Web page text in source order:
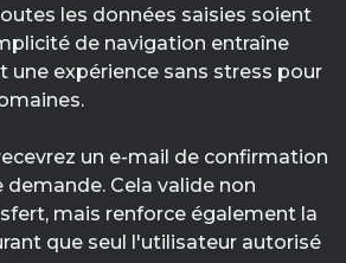
les données saisies soient
de navigation entraîne
une expérience sans stress pour
un e-mail de confirmation
Cela valide non
mais renforce également la
que seul l'utilisateur autorisé